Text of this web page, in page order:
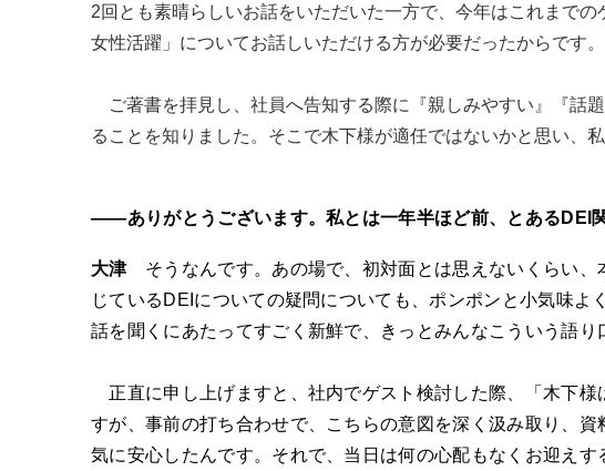
2回とも素晴らしいお話をいただいた一方で、今年はこれまで
女性活躍」についてお話しいただける方が必要だったからです。
ご著書を拝見し、社員へ告知する際に『親しみやすい』『話
ることを知りました。そこで木下様が適任ではないかと思い、
――ありがとうございます。私とは一年半ほど前、とあるDEI
大津 そうなんです。あの場で、初対面とは思えないくらい
じているDEIについての疑問についても、ポンポンと小気味
話を聞くにあたってすごく新鮮で、きっとみんなこういう語り
正直に申し上げますと、社内でゲスト検討した際、「木下
すが、事前の打ち合わせで、こちらの意図を深く汲み取り、
気に安心したんです。それで、当日は何の心配もなくお迎えす